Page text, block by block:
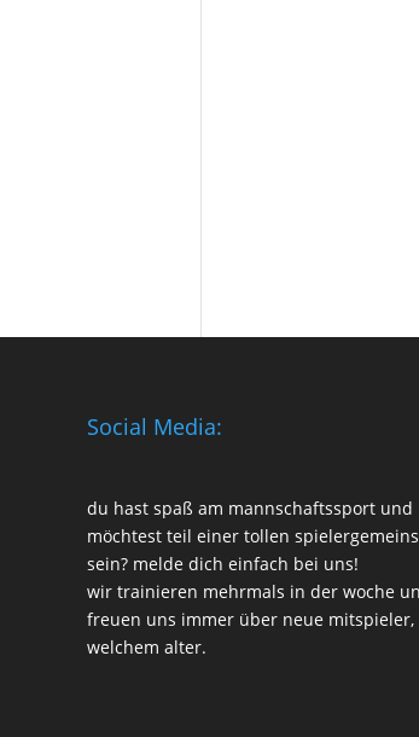
Social Media:
du hast spaß am mannschaftssport und
möchtest teil einer tollen
sein? melde dich einfach bei uns!
wir trainieren mehrmals in der woche
freuen uns immer über neue mitspieler,
welchem alter.